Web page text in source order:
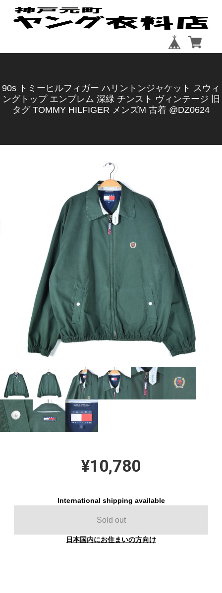
90s トミーヒルフィガー ハリントンジャケット スウィ
ングトップ エンブレム 深緑 チンスト ヴィンテージ 旧
タグ TOMMY HILFIGER メンズM 古着 @DZ0624
¥10,780
International shipping available
Sold out
日本国内にお住まいの方向け